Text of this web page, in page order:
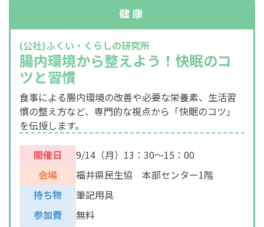
健康
(公社)ふくい・くらしの研究所
腸内環境から整えよう！快眠のコ
ツと習慣
食事による腸内環境の改善や必要な栄養素、生活習
慣の整え方など、専門的な視点から「快眠のコツ」
を伝授します。
開催日
9/14（月）13：30～15：00
会場
福井県民生協 本部センター1階
持ち物
筆記用具
参加費
無料